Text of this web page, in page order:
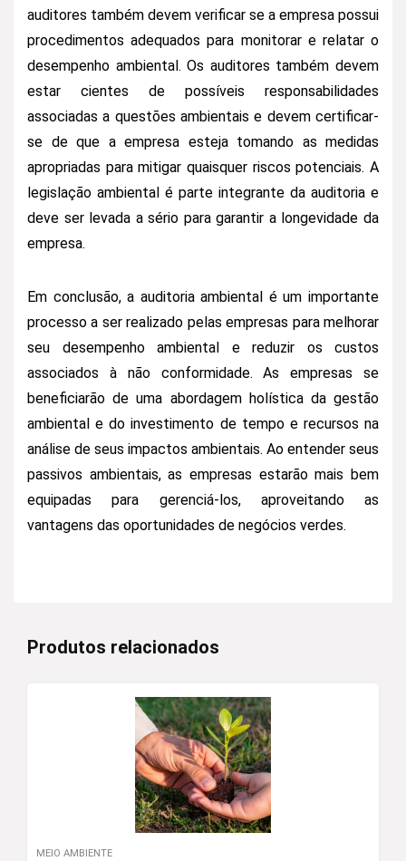
auditores também devem verificar se a empresa possui
procedimentos adequados para monitorar e relatar o
desempenho ambiental. Os auditores também devem
estar cientes de possíveis responsabilidades
associadas a questões ambientais e devem certificar-
se de que a empresa esteja tomando as medidas
apropriadas para mitigar quaisquer riscos potenciais. A
legislação ambiental é parte integrante da auditoria e
deve ser levada a sério para garantir a longevidade da
empresa.
Em conclusão, a auditoria ambiental é um importante
processo a ser realizado pelas empresas para melhorar
seu desempenho ambiental e reduzir os custos
associados à não conformidade. As empresas se
beneficiarão de uma abordagem holística da gestão
ambiental e do investimento de tempo e recursos na
análise de seus impactos ambientais. Ao entender seus
passivos ambientais, as empresas estarão mais bem
equipadas para gerenciá-los, aproveitando as
vantagens das oportunidades de negócios verdes.
Produtos relacionados
MEIO AMBIENTE